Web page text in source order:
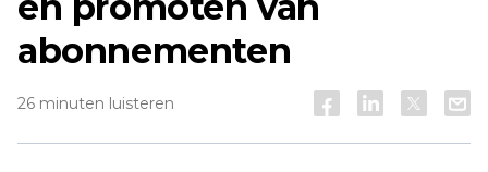
abonnementen
26 minuten luisteren